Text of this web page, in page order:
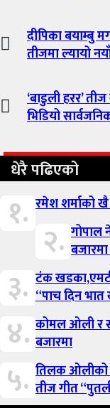
दीपिका बयाम्बु
तीजमा ल्यायो
‘बाडुली हरर’
भिडियो
धेरै पढिएको
१. रमेश शर्माको
२. गोपाल
३. टंक
“पाच दिन भात
४. कोमल ओली र
बजारमा
५. तिलक ओलीको
तीज गीत